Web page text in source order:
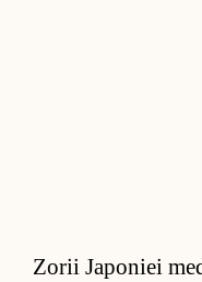
Zorii Japoniei